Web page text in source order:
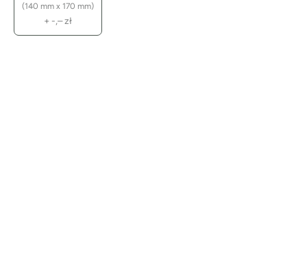
(140 mm x 170 mm)
+ -,–zł